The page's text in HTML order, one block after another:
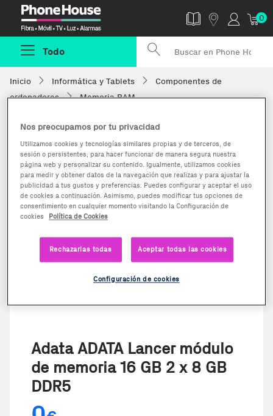
0
Todo
Inicio Informática y Tablets
Componentes de
ordenadores
Memoria RAM
Adata ADATA Lancer módulo
de memoria 16 GB 2 x 8 GB
DDR5
Nos preocupamos por tu privacidad
Utilizamos cookies y tecnologías similares propias y de terceros, de
sesión o persistentes, para hacer funcionar de manera segura nuestra
página web y personalizar su contenido. Igualmente, utilizamos cookies
para medir y obtener datos de la navegación que realizas y para ajustar la
publicidad a tus gustos y preferencias. Puedes configurar y aceptar el uso
de cookies a continuación. Asimismo, puedes modificar tus opciones de
consentimiento en cualquier momento visitando la Configuración de
cookies
Política de Cookies
Rechazarlas todas Aceptar todas las cookies
Configuración de cookies